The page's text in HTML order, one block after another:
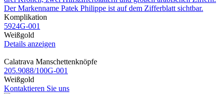
Komplikation
5924G​-001
Weißgold
Details anzeigen
Calatrava Manschettenknöpfe
205.9088​/100G​-001
Weißgold
Kontaktieren Sie uns